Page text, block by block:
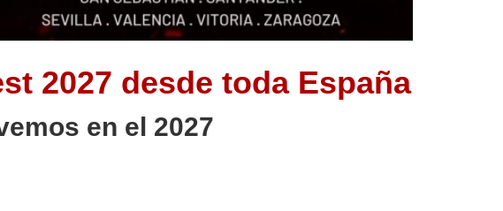
2027 desde toda España
en el 2027